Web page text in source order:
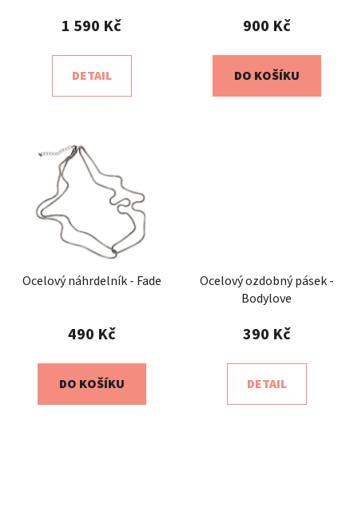
1 590 Kč
DETAIL
900 Kč
DO KOŠÍKU
Ocelový náhrdelník - Fade
490 Kč
DO KOŠÍKU
Ocelový ozdobný pásek -
Bodylove
390 Kč
DETAIL